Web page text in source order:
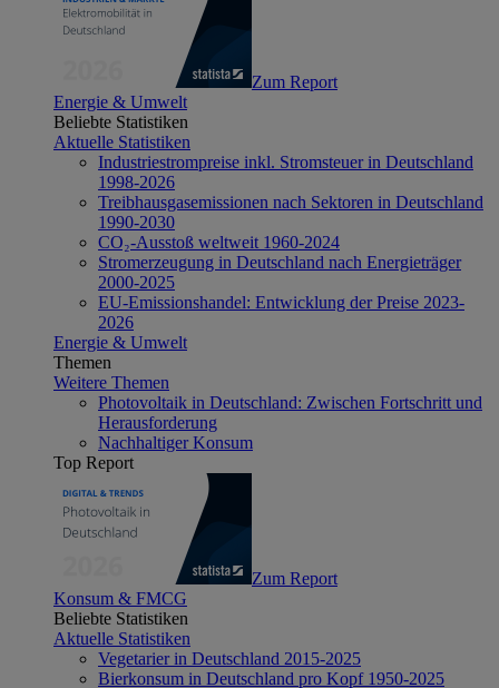
Zum Report
Energie & Umwelt
Beliebte Statistiken
Aktuelle Statistiken
Industriestrompreise inkl. Stromsteuer in Deutschland
1998-2026
Treibhausgasemissionen nach Sektoren in Deutschland
1990-2030
CO₂-Ausstoß weltweit 1960-2024
Stromerzeugung in Deutschland nach Energieträger
2000-2025
EU-Emissionshandel: Entwicklung der Preise 2023-
2026
Energie & Umwelt
Themen
Weitere Themen
Photovoltaik in Deutschland: Zwischen Fortschritt und
Herausforderung
Nachhaltiger Konsum
Top Report
Zum Report
Konsum & FMCG
Beliebte Statistiken
Aktuelle Statistiken
Vegetarier in Deutschland 2015-2025
Bierkonsum in Deutschland pro Kopf 1950-2025